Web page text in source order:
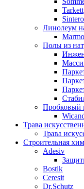
Tarkett
Линолеум
Полы из
Пробковый
Трава
Трава
Строительная
Adesiv
Bostik
Ceresit
Dr.Schutz